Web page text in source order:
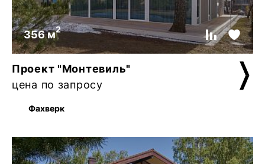
356 м2
Проект "Монтевиль"
цена по запросу
Фахверк